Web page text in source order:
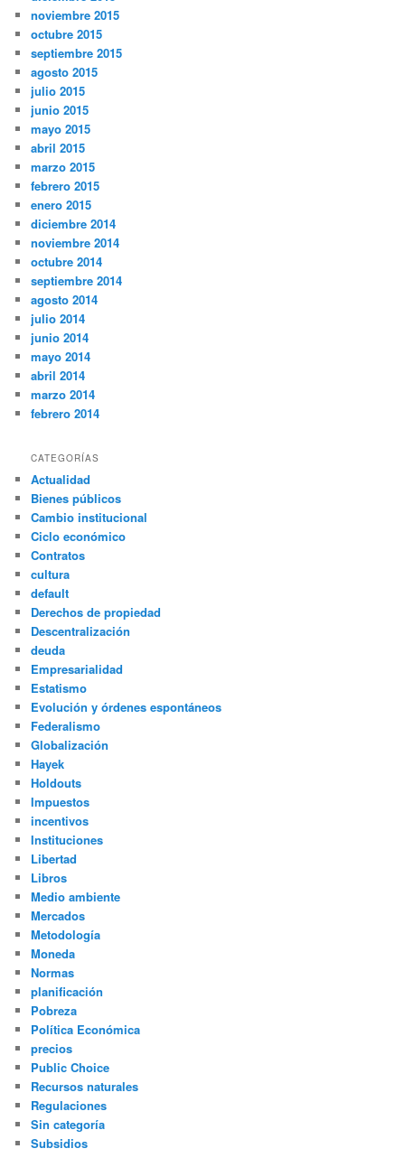
noviembre 2015
octubre 2015
septiembre 2015
agosto 2015
julio 2015
junio 2015
mayo 2015
abril 2015
marzo 2015
febrero 2015
enero 2015
diciembre 2014
noviembre 2014
octubre 2014
septiembre 2014
agosto 2014
julio 2014
junio 2014
mayo 2014
abril 2014
marzo 2014
febrero 2014
CATEGORÍAS
Actualidad
Bienes públicos
Cambio institucional
Ciclo económico
Contratos
cultura
default
Derechos de propiedad
Descentralización
deuda
Empresarialidad
Estatismo
Evolución y órdenes espontáneos
Federalismo
Globalización
Hayek
Holdouts
Impuestos
incentivos
Instituciones
Libertad
Libros
Medio ambiente
Mercados
Metodología
Moneda
Normas
planificación
Pobreza
Política Económica
precios
Public Choice
Recursos naturales
Regulaciones
Sin categoría
Subsidios